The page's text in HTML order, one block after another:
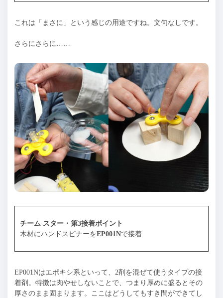
これは「まさに」という感じの用途ですね。文句なしです。
さらにさらに……
チーム スター・第3接着ポイント
木材にハンドスピナーをEP001Nで接着
EP001Nはエポキシ系といって、2剤を混ぜて使うタイプの接
着剤。特徴は肉やせしないことで、つまり厚めに盛るとその
厚さのまま固まります。ここはどうしてもすき間ができてし